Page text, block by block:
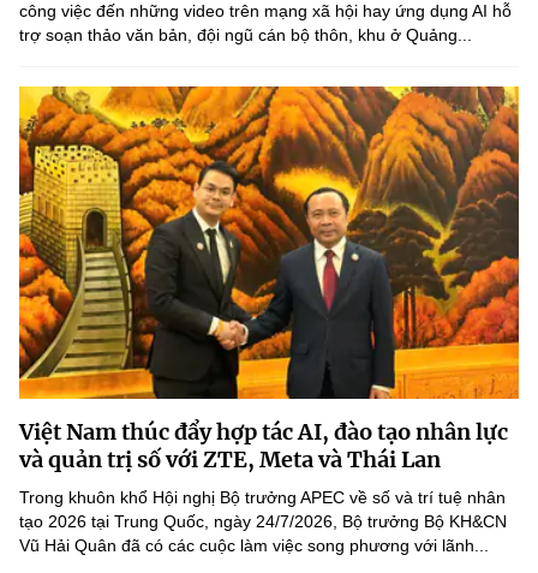
MINISTRY OF SCIENCE AND
Terms of Use Follow MST: Feedback
Ministry of Science and Technology (MST) portal
Editor-in-chief: Ms. Nguyen Thi Hai Hang – Director of Vietnam
Center for Science and Technology Communication
Contact Us
Address: 18 Nguyen Du Street, Ha Noi, VietNam
Tel: 024 3936 9506
Email: stc@mst.gov.vn
©2026 Copyright belongs to the Ministry of Science and
công việc đến những video trên mạng xã hội hay ứng dụng AI hỗ
trợ soạn thảo văn bản, đội ngũ cán bộ thôn, khu ở Quảng...
Việt Nam thúc đẩy hợp tác AI, đào tạo nhân lực
và quản trị số với ZTE, Meta và Thái Lan
Trong khuôn khổ Hội nghị Bộ trưởng APEC về số và trí tuệ nhân
tạo 2026 tại Trung Quốc, ngày 24/7/2026, Bộ trưởng Bộ KH&CN
Vũ Hải Quân đã có các cuộc làm việc song phương với lãnh...